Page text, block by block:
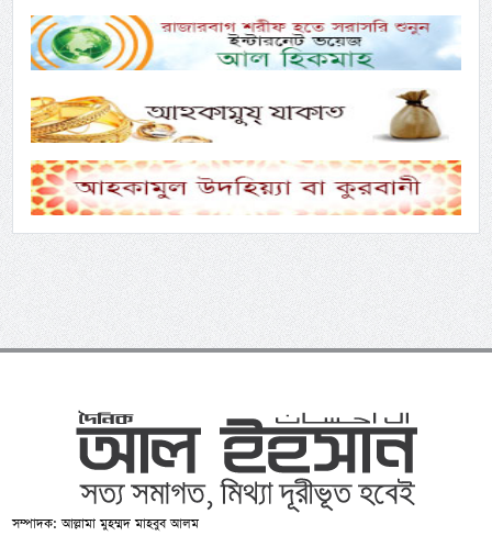
সম্পাদক: আল্লামা মুহম্মদ মাহবুব আলম